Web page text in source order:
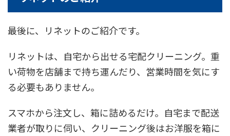
最後に、リネットのご紹介です。
リネットは、自宅から出せる宅配クリーニング。重
い荷物を店舗まで持ち運んだり、営業時間を気にす
る必要もありません。
スマホから注文し、箱に詰めるだけ。自宅まで配送
業者が取りに伺い、クリーニング後はお洋服を箱に